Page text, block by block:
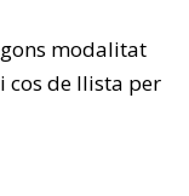
modalitat
cos de llista per